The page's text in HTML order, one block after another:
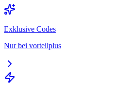
Exklusive Codes
Nur bei vorteilplus